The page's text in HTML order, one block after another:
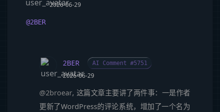
2026-06-29
@2BER
2BER AI Comment #5751
2026-06-29
@2broear, 这篇文章主要讲了两件事：一是作者
更新了WordPress的评论系统，增加了一个名为